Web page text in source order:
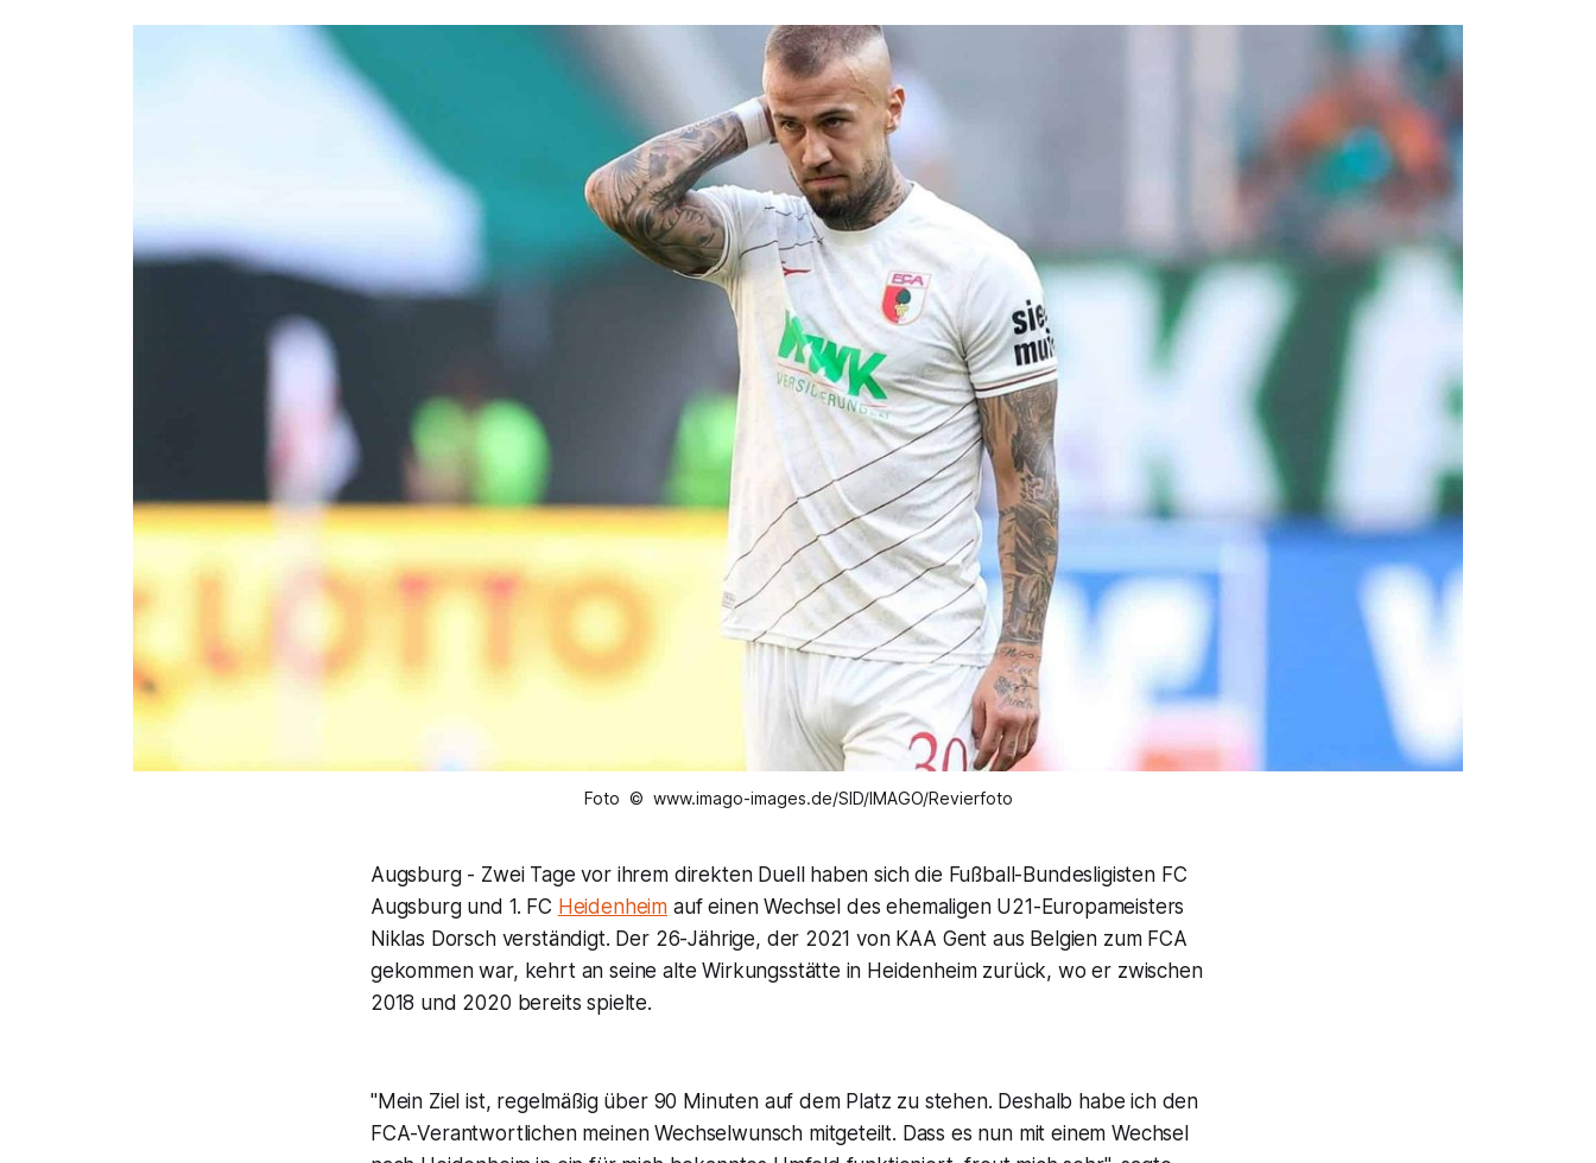
Foto © www.imago-images.de/SID/IMAGO/Revierfoto
Augsburg - Zwei Tage vor ihrem direkten Duell haben sich die Fußball-Bundesligisten FC
Augsburg und 1. FC Heidenheim auf einen Wechsel des ehemaligen U21-Europameisters
Niklas Dorsch verständigt. Der 26-Jährige, der 2021 von KAA Gent aus Belgien zum FCA
gekommen war, kehrt an seine alte Wirkungsstätte in Heidenheim zurück, wo er zwischen
2018 und 2020 bereits spielte.
"Mein Ziel ist, regelmäßig über 90 Minuten auf dem Platz zu stehen. Deshalb habe ich den
FCA-Verantwortlichen meinen Wechselwunsch mitgeteilt. Dass es nun mit einem Wechsel